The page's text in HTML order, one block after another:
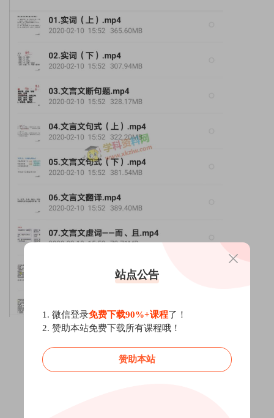
站点公告
1. 微信登录免费下载90%+课程了！
2. 赞助本站免费下载所有课程哦！
赞助本站